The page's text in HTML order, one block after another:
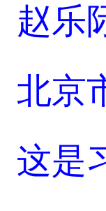
赵乐
北京
这是